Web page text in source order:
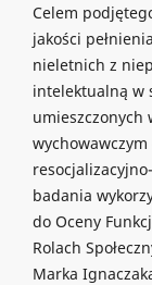
Celem
jakości
nieletnich z
intelektualną w
umieszczonych
badania
do Oceny
Rolach
Marka